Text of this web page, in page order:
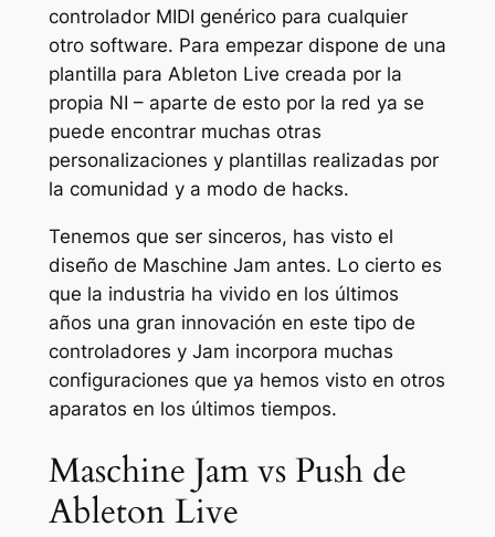
controlador MIDI genérico para cualquier
otro software. Para empezar dispone de una
plantilla para Ableton Live creada por la
propia NI – aparte de esto por la red ya se
puede encontrar muchas otras
personalizaciones y plantillas realizadas por
la comunidad y a modo de hacks.
Tenemos que ser sinceros, has visto el
diseño de Maschine Jam antes. Lo cierto es
que la industria ha vivido en los últimos
años una gran innovación en este tipo de
controladores y Jam incorpora muchas
configuraciones que ya hemos visto en otros
aparatos en los últimos tiempos.
Maschine Jam vs Push de
Ableton Live